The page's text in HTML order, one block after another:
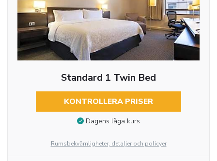
Standard 1 Twin Bed
KONTROLLERA PRISER
Dagens låga kurs
Rumsbekvämligheter, detaljer och policyer